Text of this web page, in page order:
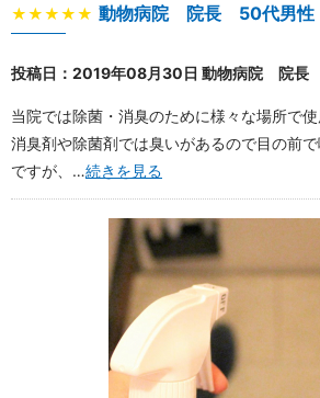
★★★★★ 動物病院 院長 50代男性
投稿日：2019年08月30日 動物病院 院
当院では除菌・消臭のために様々な場所で
消臭剤や除菌剤では臭いがあるので目の前
ですが、…続きを見る